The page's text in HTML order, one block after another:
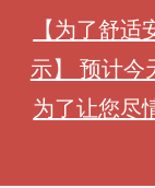
【为了舒
示】 预计今
为了让您尽